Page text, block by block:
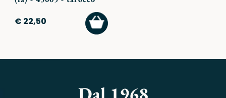
€ 22,50
AGGIUNGI
AL
CARRELLO